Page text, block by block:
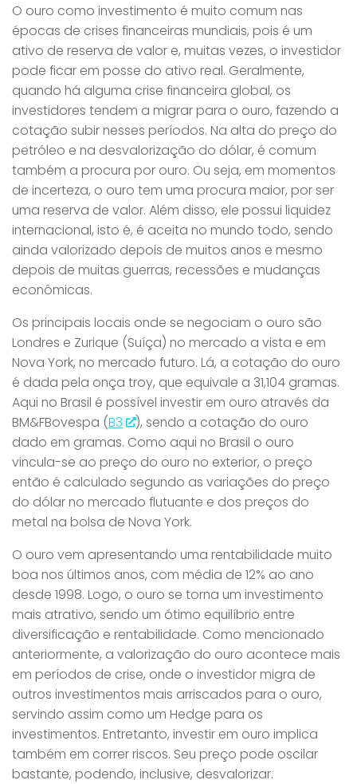
O ouro como investimento é muito comum nas
épocas de crises financeiras mundiais, pois é um
ativo de reserva de valor e, muitas vezes, o investidor
pode ficar em posse do ativo real. Geralmente,
quando há alguma crise financeira global, os
investidores tendem a migrar para o ouro, fazendo a
cotação subir nesses períodos. Na alta do preço do
petróleo e na desvalorização do dólar, é comum
também a procura por ouro. Ou seja, em momentos
de incerteza, o ouro tem uma procura maior, por ser
uma reserva de valor. Além disso, ele possui liquidez
internacional, isto é, é aceita no mundo todo, sendo
ainda valorizado depois de muitos anos e mesmo
depois de muitas guerras, recessões e mudanças
econômicas.
Os principais locais onde se negociam o ouro são
Londres e Zurique (Suíça) no mercado a vista e em
Nova York, no mercado futuro. Lá, a cotação do ouro
é dada pela onça troy, que equivale a 31,104 gramas.
Aqui no Brasil é possível investir em ouro através da
BM&FBovespa (B3
), sendo a cotação do ouro
dado em gramas. Como aqui no Brasil o ouro
vincula-se ao preço do ouro no exterior, o preço
então é calculado segundo as variações do preço
do dólar no mercado flutuante e dos preços do
metal na bolsa de Nova York.
O ouro vem apresentando uma rentabilidade muito
boa nos últimos anos, com média de 12% ao ano
desde 1998. Logo, o ouro se torna um investimento
mais atrativo, sendo um ótimo equilíbrio entre
diversificação e rentabilidade. Como mencionado
anteriormente, a valorização do ouro acontece mais
em períodos de crise, onde o investidor migra de
outros investimentos mais arriscados para o ouro,
servindo assim como um Hedge para os
investimentos. Entretanto, investir em ouro implica
também em correr riscos. Seu preço pode oscilar
bastante, podendo, inclusive, desvalorizar.